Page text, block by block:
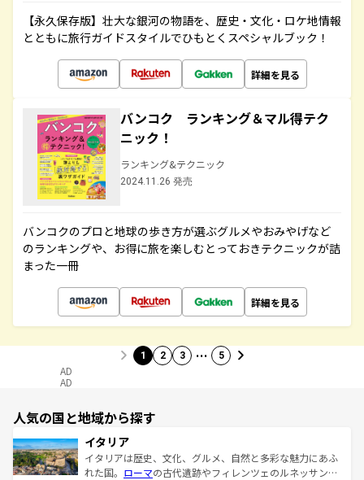
【永久保存版】壮大な銀河の物語を、歴史・文化・ロケ地情報
とともに旅行ガイドスタイルでひもとくスペシャルブック！
詳細を見る
バンコク ランキング＆マル得テク
ニック！
ランキング&テクニック
2024.11.26 発売
バンコクのプロと地球の歩き方が選ぶグルメやおみやげなど
のランキングや、お得に旅を楽しむとっておきテクニックが詰
まった一冊
詳細を見る
1 2 3 … 5
AD
AD
人気の国と地域から探す
イタリア
イタリアは歴史、文化、グルメ、自然と多彩な魅力にあふ
れた国。 ローマの古代遺跡やフィレンツェのルネッサンス